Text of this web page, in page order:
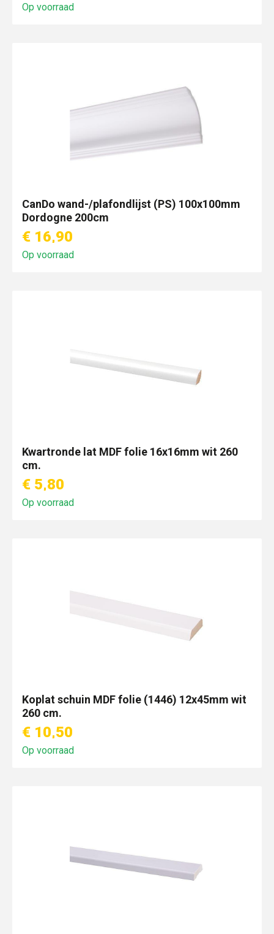
Op voorraad
CanDo wand-/plafondlijst (PS) 100x100mm
Dordogne 200cm
€ 16,90
Op voorraad
Kwartronde lat MDF folie 16x16mm wit 260
cm.
€ 5,80
Op voorraad
Koplat schuin MDF folie (1446) 12x45mm wit
260 cm.
€ 10,50
Op voorraad